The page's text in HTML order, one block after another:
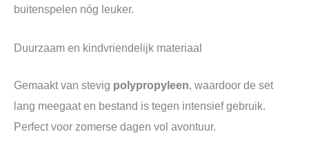
buitenspelen nóg leuker.
Duurzaam en kindvriendelijk materiaal
Gemaakt van stevig polypropyleen, waardoor de set
lang meegaat en bestand is tegen intensief gebruik.
Perfect voor zomerse dagen vol avontuur.